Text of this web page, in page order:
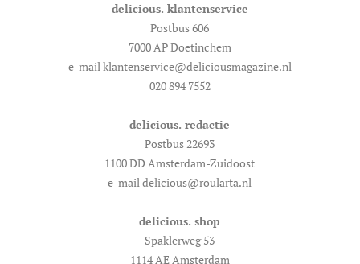
delicious. klantenservice
Postbus 606
7000 AP Doetinchem
e-mail klantenservice@deliciousmagazine.nl
020 894 7552
delicious. redactie
Postbus 22693
1100 DD Amsterdam-Zuidoost
e-mail delicious@roularta.nl
delicious. shop
Spaklerweg 53
1114 AE Amsterdam